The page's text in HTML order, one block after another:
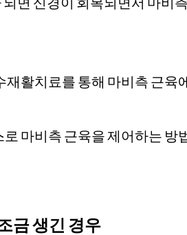
재활치료를 통해 마비측 근
마비측 근육을 제어하는
금 생긴 경우